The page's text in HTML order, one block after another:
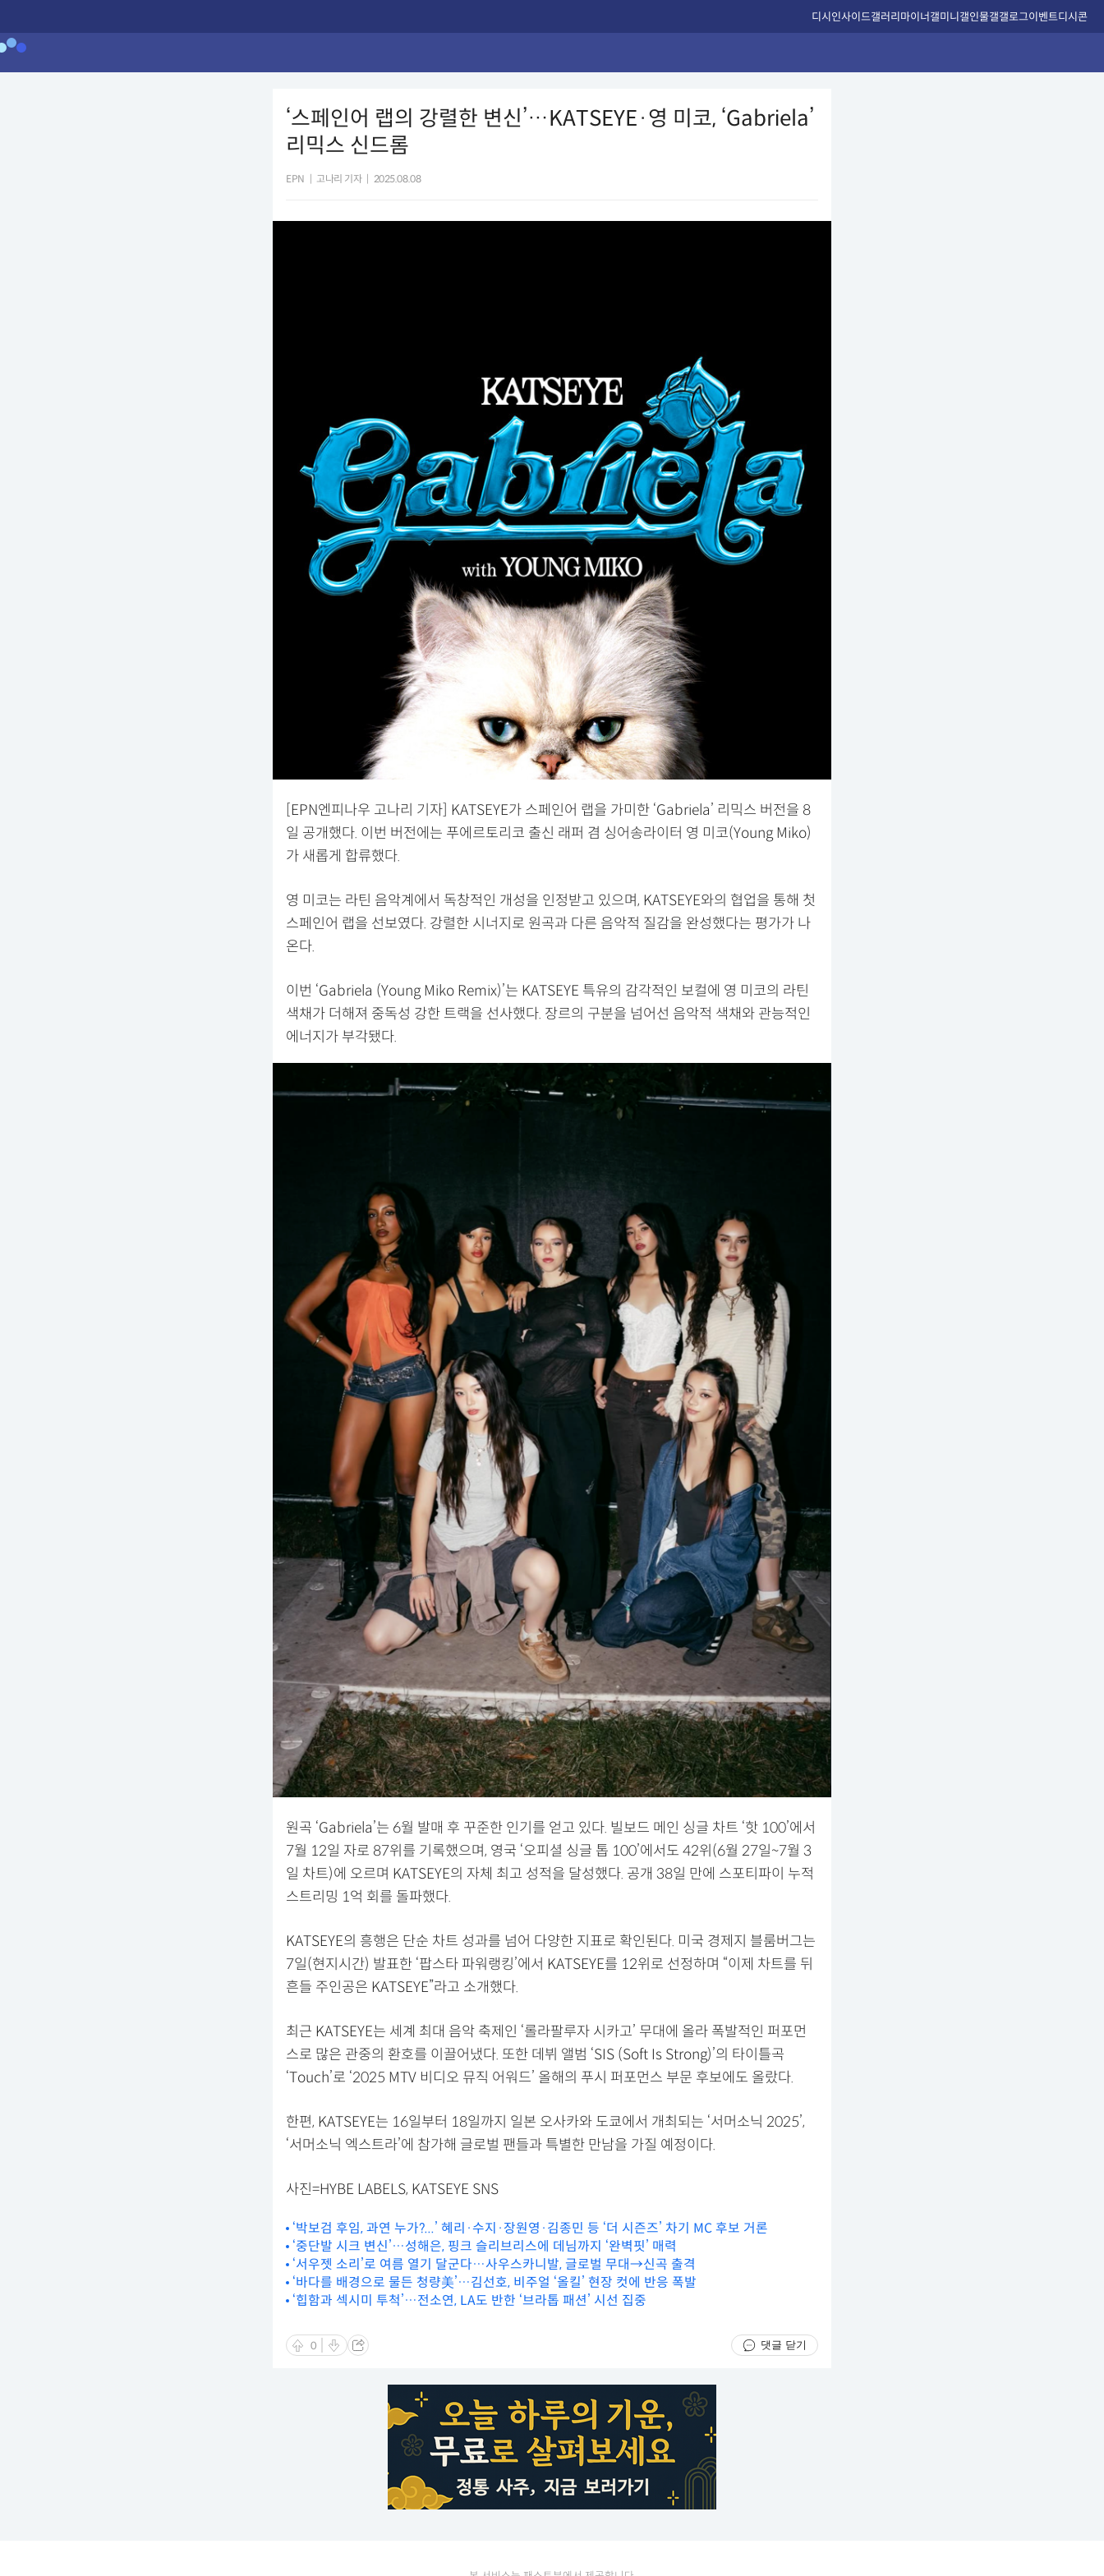
디시인사이드갤러리마이너갤미니갤인물갤갤로그이벤트디시콘
‘스페인어 랩의 강렬한 변신’…KATSEYE·영 미코, ‘Gabriela’
리믹스 신드롬
EPN 고나리 기자 2025.08.08
[EPN엔피나우 고나리 기자] KATSEYE가 스페인어 랩을 가미한 ‘Gabriela’ 리믹스 버전을 8
일 공개했다. 이번 버전에는 푸에르토리코 출신 래퍼 겸 싱어송라이터 영 미코(Young Miko)
가 새롭게 합류했다.
영 미코는 라틴 음악계에서 독창적인 개성을 인정받고 있으며, KATSEYE와의 협업을 통해 첫
스페인어 랩을 선보였다. 강렬한 시너지로 원곡과 다른 음악적 질감을 완성했다는 평가가 나
온다.
이번 ‘Gabriela (Young Miko Remix)’는 KATSEYE 특유의 감각적인 보컬에 영 미코의 라틴
색채가 더해져 중독성 강한 트랙을 선사했다. 장르의 구분을 넘어선 음악적 색채와 관능적인
에너지가 부각됐다.
원곡 ‘Gabriela’는 6월 발매 후 꾸준한 인기를 얻고 있다. 빌보드 메인 싱글 차트 ‘핫 100’에서
7월 12일 자로 87위를 기록했으며, 영국 ‘오피셜 싱글 톱 100’에서도 42위(6월 27일~7월 3
일 차트)에 오르며 KATSEYE의 자체 최고 성적을 달성했다. 공개 38일 만에 스포티파이 누적
스트리밍 1억 회를 돌파했다.
KATSEYE의 흥행은 단순 차트 성과를 넘어 다양한 지표로 확인된다. 미국 경제지 블룸버그는
7일(현지시간) 발표한 ‘팝스타 파워랭킹’에서 KATSEYE를 12위로 선정하며 “이제 차트를 뒤
흔들 주인공은 KATSEYE”라고 소개했다.
최근 KATSEYE는 세계 최대 음악 축제인 ‘롤라팔루자 시카고’ 무대에 올라 폭발적인 퍼포먼
스로 많은 관중의 환호를 이끌어냈다. 또한 데뷔 앨범 ‘SIS (Soft Is Strong)’의 타이틀곡
‘Touch’로 ‘2025 MTV 비디오 뮤직 어워드’ 올해의 푸시 퍼포먼스 부문 후보에도 올랐다.
한편, KATSEYE는 16일부터 18일까지 일본 오사카와 도쿄에서 개최되는 ‘서머소닉 2025’,
‘서머소닉 엑스트라’에 참가해 글로벌 팬들과 특별한 만남을 가질 예정이다.
사진=HYBE LABELS, KATSEYE SNS
‘박보검 후임, 과연 누가?...’ 혜리·수지·장원영·김종민 등 ‘더 시즌즈’ 차기 MC 후보 거론
‘중단발 시크 변신’…성해은, 핑크 슬리브리스에 데님까지 ‘완벽핏’ 매력
‘서우젯 소리’로 여름 열기 달군다…사우스카니발, 글로벌 무대→신곡 출격
‘바다를 배경으로 물든 청량美’…김선호, 비주얼 ‘올킬’ 현장 컷에 반응 폭발
‘힙함과 섹시미 투척’…전소연, LA도 반한 ‘브라톱 패션’ 시선 집중
0 댓글 닫기